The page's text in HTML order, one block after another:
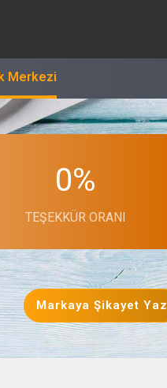
Merkezi
0%
TEŞEKKÜR ORANI
Markaya Şikayet Yaz